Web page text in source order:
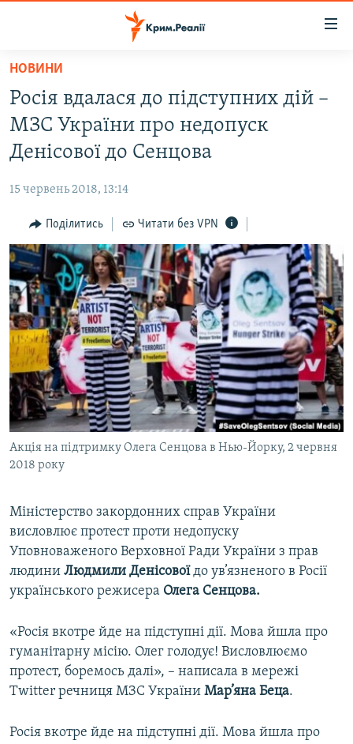
Перейти
основного
матеріалу
Перейти
до
основної
навігації
Перейти
до
пошуку
ВОДА.КРИМ
ВІДЕО ТА ФОТО
БЛОГИ
ПОГЛЯД
ІНТЕРВ'Ю
ВСЕ ЗА ДЕНЬ
СПЕЦПРОЕКТИ
ДЕПОРТАЦІЯ
ВІДЕОУРОКИ «ELIFBE»
СВІДЧЕННЯ ОКУПАЦІЇ
УКРАЇНСЬКА ПРОБЛЕМА КРИМУ
ІНФОГРАФІКА
ЯК ОБІЙТИ БЛОКУВАННЯ
Русский
Qırımtatar
ДОЛУЧАЙСЯ!
Усі сайти RFE/RL
НОВИНИ
Росія вдалася до підступних дій –
МЗС України про недопуск
Денісової до Сенцова
15 червень 2018, 13:14
Поділитись Читати без VPN
Акція на підтримку Олега Сенцова в Нью-Йорку, 2 червня
2018 року
Міністерство закордонних справ України
висловлює протест проти недопуску
Уповноваженого Верховної Ради України з прав
людини Людмили Денісовоїдо ув’язненого в Росії
українського режисера Олега Сенцова.
«Росія вкотре йде на підступні дії. Мова йшла про
гуманітарну місію. Олег голодує! Висловлюємо
протест, боремось далі», – написала в мережі
Twitter речниця МЗС України Мар’яна Беца.
Росія вкотре йде на підступні дії. Мова йшла про